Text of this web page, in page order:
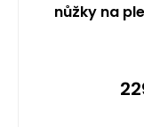
nůžky na